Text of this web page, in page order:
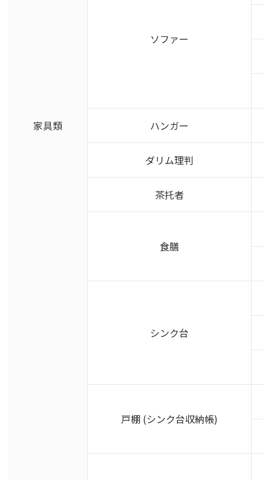
家具類
ソファー
ハンガー
ダリム理判
茶托者
食膳
シンク台
戸棚 (シンク台収納帳)